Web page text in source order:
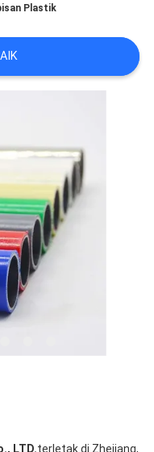
Plastik
LTD.terletak di Zhejiang,